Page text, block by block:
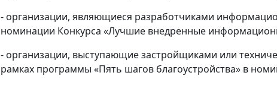
- организации, являющиеся разработчиками
номинации Конкурса «Лучшие внедренные
- организации, выступающие застройщиками или
рамках программы «Пять шагов благоустройства» в